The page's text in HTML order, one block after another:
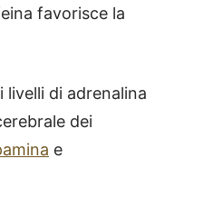
favorisce la
livelli di adrenalina
dei
e